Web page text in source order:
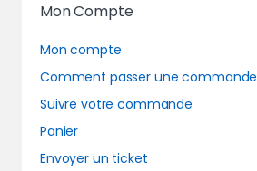
Mon Compte
Mon compte
Comment passer une commande
Suivre votre commande
Panier
Envoyer un ticket